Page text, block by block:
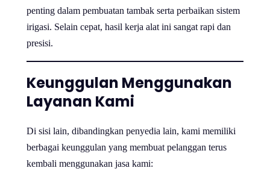
penting dalam pembuatan tambak serta perbaikan sistem
irigasi. Selain cepat, hasil kerja alat ini sangat rapi dan
presisi.
Keunggulan Menggunakan
Layanan Kami
Di sisi lain, dibandingkan penyedia lain, kami memiliki
berbagai keunggulan yang membuat pelanggan terus
kembali menggunakan jasa kami: